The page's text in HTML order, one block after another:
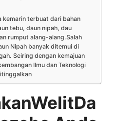
kemarin terbuat dari bahan
tebu, daun nipah, dau
rumput alang-alang.Salah
Nipah banyak ditemui di
Seiring dengan kemajuan
Ilmu dan Teknologi